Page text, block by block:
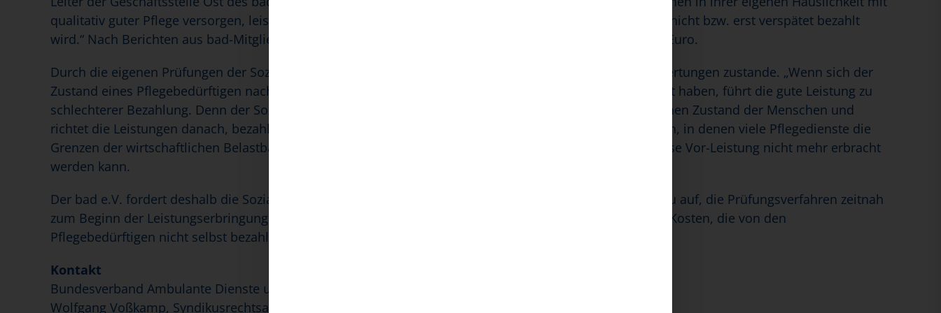
qualitativ guter Pflege versorgen, leisten Arbeit, die durch die Nachlässigkeit der kommunalen Behörden nicht bzw. erst verspätet bezahlt
wird.“ Nach Berichten aus bad-Mitgliederkreisen erreichten die Außenstände Summen von bis zu 90.000 Euro.
Durch die eigenen Prüfungen der Sozialhilfeträger kämen auch unterschiedliche Ergebnisse bei den Bewertungen zustande. „Wenn sich der
Zustand eines Pflegebedürftigen nach 9 Monaten verbessert hat, weil die Pflegekräfte gute Arbeit geleistet haben, führt die gute Leistung zu
schlechterer Bezahlung. Denn der Sozialhilfeträger sieht nur den verbesserten und nicht den ursprünglichen Zustand der Menschen und
richtet die Leistungen danach, bezahlt also weniger. Das ist grotesk!“, erklärt Wolfgang Voßkamp. In Zeiten, in denen viele Pflegedienste die
Grenzen der wirtschaftlichen Belastbarkeit bereits erreicht hätten, könne dies auch dazu führen, dass diese Vor-Leistung nicht mehr erbracht
werden kann.
Der bad e.V. fordert deshalb die Sozialhilfeträger in Berlin, Sachsen und Brandenburg mit Nachdruck dazu auf, die Prüfungsverfahren zeitnah
zum Beginn der Leistungserbringung durch die ambulanten Pflegeeinrichtungen durchzuführen und alle Kosten, die von den
Pflegebedürftigen nicht selbst bezahlt werden können, ohne Verzug zu übernehmen.
Kontakt
Bundesverband Ambulante Dienste und Stationäre Einrichtungen (bad) e. V.
Wolfgang Voßkamp, Syndikusrechtsanwalt,